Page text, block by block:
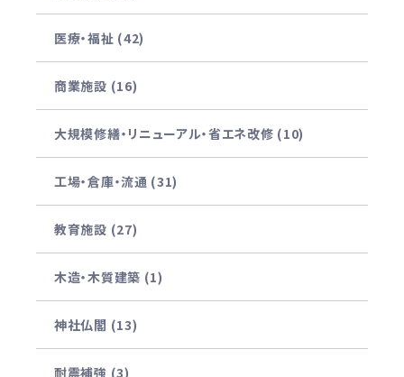
医療・福祉 (42)
商業施設 (16)
大規模修繕・リニューアル・省エネ改修 (10)
工場・倉庫・流通 (31)
教育施設 (27)
木造・木質建築 (1)
神社仏閣 (13)
耐震補強 (3)